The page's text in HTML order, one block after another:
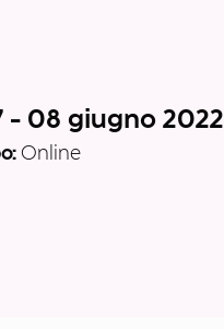
- 08 giugno 2022
Online